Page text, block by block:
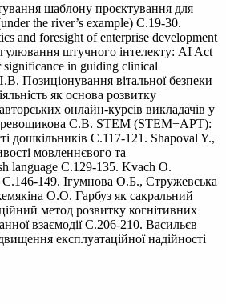
шаблону проєктування для
the river’s example) С.19-30.
and foresight of enterprise development
штучного інтелекту: AI Act
in guiding clinical
Позиціонування вітальної безпеки
як основа розвитку
онлайн-курсів викладачів у
С.В. STEM (STEM+APT):
дошкільників С.117-121. Shapoval Y.,
мовленнєвого та
language С.129-135. Kvach O.
С.146-149. Ігумнова О.Б., Стружевська
О.О. Гарбуз як сакральний
метод розвитку когнітивних
взаємодії С.206-210. Васильєв
експлуатаційної надійності